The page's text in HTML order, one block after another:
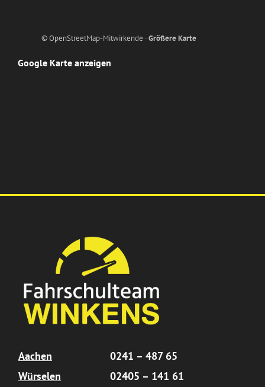
© OpenStreetMap-Mitwirkende ·Größere Karte
Google Karte anzeigen
Aachen
0241 – 487 65
Würselen
02405 – 141 61